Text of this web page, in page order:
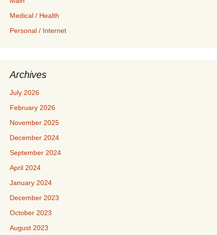
Medical / Health
Personal / Internet
Archives
July 2026
February 2026
November 2025
December 2024
September 2024
April 2024
January 2024
December 2023
October 2023
August 2023